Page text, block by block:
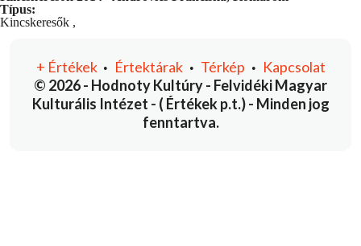
Típus:
Kincskeresők ,
© 2026 - Hodnoty Kultúry - Felvidéki Magyar
Kulturális Intézet - ( Értékek p.t.) - Minden jog
fenntartva.
+ Értékek • Értektárak• Térkép • Kapcsolat